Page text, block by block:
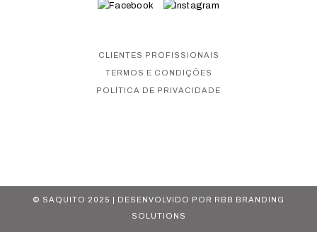
CLIENTES PROFISSIONAIS
TERMOS E CONDIÇÕES
POLÍTICA DE PRIVACIDADE
© SAQUITO 2025 | DESENVOLVIDO POR RBB BRANDING
SOLUTIONS